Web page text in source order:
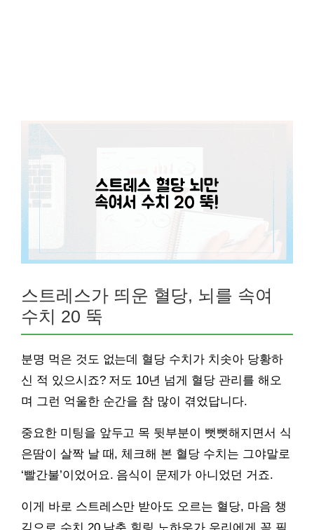
스트레스가 띄운 혈당, 뇌를 속여
수치 20 뚝
분명 먹은 것도 없는데 혈당 수치가 치솟아 당황하
신 적 있으시죠? 저도 10년 넘게 혈당 관리를 해오
며 그런 억울한 순간을 참 많이 겪었답니다.
중요한 미팅을 앞두고 목 뒷부분이 뻣뻣해지면서 식
은땀이 살짝 날 때, 체크해 본 혈당 수치는 그야말로
‘빨간불’이었어요. 음식이 문제가 아니었던 거죠.
이게 바로 스트레스만 받아도 오르는 혈당, 마음 챙